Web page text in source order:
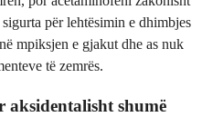
për lehtësimin e dhimbjes
mpiksjen e gjakut dhe as nuk
të zemrës.
aksidentalisht shumë